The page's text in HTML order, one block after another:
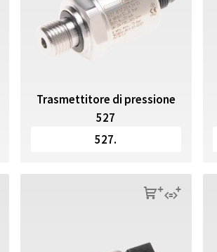
Trasmettitore di pressione
527
527.
sq